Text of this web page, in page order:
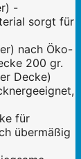
-
sorgt für
nach Öko-
200 gr.
Decke)
für
übermäßig